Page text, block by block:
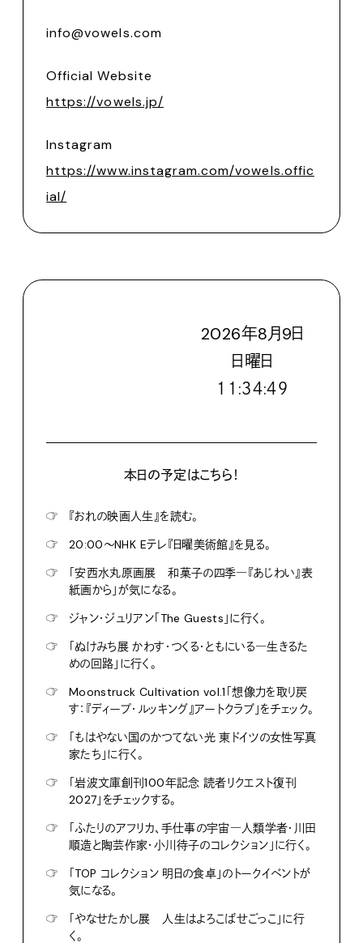
info@vowels.com
Official Website
https://vowels.jp/
Instagram
https://www.instagram.com/vowels.offic
ial/
2026年8月9日
日曜日
１１:３４:５１
本日の予定はこちら！
☞
『おれの映画人生』を読む。
☞
20:00〜NHK Eテレ『日曜美術館』を見る。
☞
「安西水丸原画展 和菓子の四季―『あじわい』表
紙画から」が気になる。
☞
ジャン・ジュリアン「The Guests」に行く。
☞
「ぬけみち展 かわす・つくる・ともにいる―生きるた
めの回路」に行く。
☞
Moonstruck Cultivation vol.1「想像力を取り戻
す：『ディープ・ルッキング』アートクラブ」をチェック。
☞
「もはやない国のかつてない光 東ドイツの女性写真
家たち」に行く。
☞
「岩波文庫創刊100年記念 読者リクエスト復刊
2027」をチェックする。
☞
「ふたりのアフリカ、手仕事の宇宙―人類学者・川田
順造と陶芸作家・小川待子のコレクション」に行く。
☞
「TOP コレクション 明日の食卓」のトークイベントが
気になる。
☞
「やなせたかし展 人生はよろこばせごっこ」に行
く。